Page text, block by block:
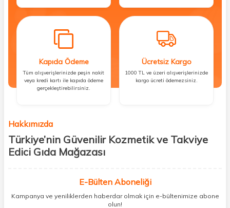
Kapıda Ödeme
Tüm alışverişlerinizde peşin nakit
veya kredi kartı ile kapıda ödeme
gerçekleştirebilirsiniz.
Ücretsiz Kargo
1000 TL ve üzeri alışverişlerinizde
kargo ücreti ödemezsiniz.
Hakkımızda
Türkiye’nin Güvenilir Kozmetik ve Takviye
Edici Gıda Mağazası
kişisel bakım hem de takviye edici gıda ürünlerini sizlerle
buluşturuyoruz. Artık mağaza mağaza dolaşmanıza gerek yok;
ihtiyacınız olan her şeyi tek bir çatı altında topluyor ve kapınıza kadar
E-Bülten Aboneliği
Kampanya ve yeniliklerden haberdar olmak için e-bültenimize abone
olun!